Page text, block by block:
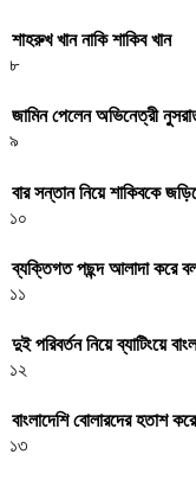
শাহরুখ খান নাকি শাকিব খান
৮
জামিন পেলেন অভিনেত্রী
৯
বার সন্তান নিয়ে শাকিবকে
১০
ব্যক্তিগত পছন্দ আলাদা করে
১১
দুই পরিবর্তন নিয়ে ব্যাটিংয়ে
১২
বাংলাদেশি বোলারদের হতাশ
১৩